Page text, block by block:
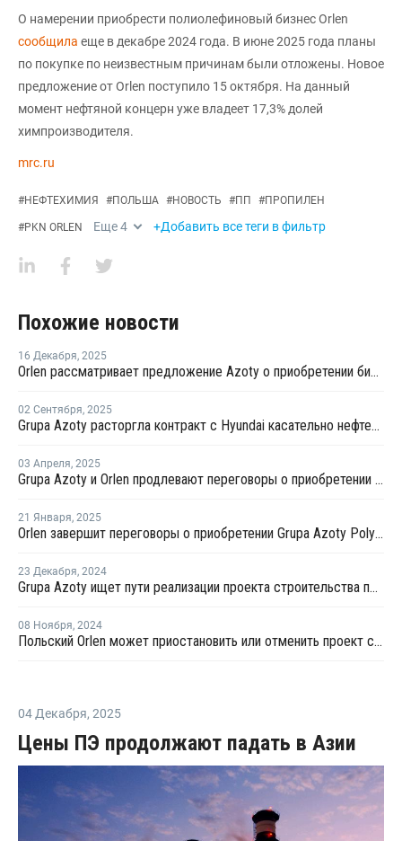
О намерении приобрести полиолефиновый бизнес Orlen
сообщила еще в декабре 2024 года. В июне 2025 года планы
по покупке по неизвестным причинам были отложены. Новое
предложение от Orlen поступило 15 октября. На данный
момент нефтяной концерн уже владеет 17,3% долей
химпроизводителя.
mrc.ru
#НЕФТЕХИМИЯ #ПОЛЬША #НОВОСТЬ #ПП #ПРОПИЛЕН
#PKN ORLEN Еще4 +Добавить все теги в фильтр
Похожие новости
16 Декабря, 2025
Orlen рассматривает предложение Azoty о приобретении бизнеса по производству полиолефинов в Польше
02 Сентября, 2025
Grupa Azoty расторгла контракт с Hyundai касательно нефтехимического проекта в Польше
03 Апреля, 2025
Grupa Azoty и Orlen продлевают переговоры о приобретении производства полиолефинов в Польше
21 Января, 2025
Orlen завершит переговоры о приобретении Grupa Azoty Polyolefins в первом квартале 2025 года
23 Декабря, 2024
Grupa Azoty ищет пути реализации проекта строительства производства полиолефинов в Польше
08 Ноября, 2024
Польский Orlen может приостановить или отменить проект строительства производства олефинов в Плоцке
04 Декабря, 2025
Цены ПЭ продолжают падать в Азии